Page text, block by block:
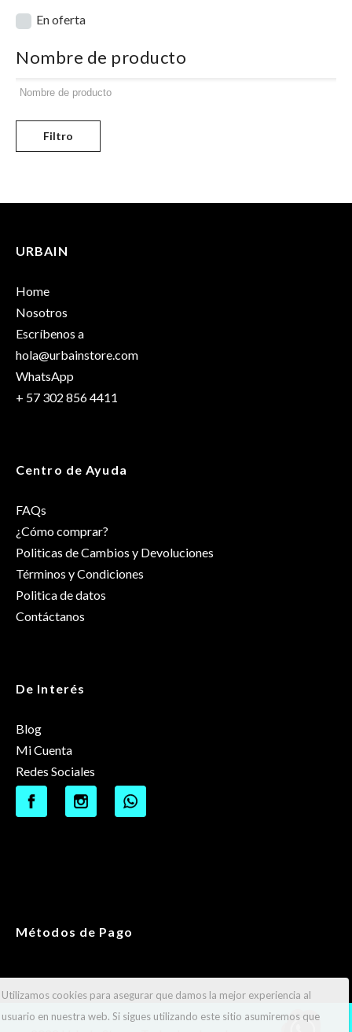
En oferta
Nombre de producto
Filtro
URBAIN
Home
Nosotros
Escríbenos a
hola@urbainstore.com
WhatsApp
+ 57 302 856 4411
Centro de Ayuda
FAQs
¿Cómo comprar?
Politicas de Cambios y Devoluciones
Términos y Condiciones
Politica de datos
Contáctanos
De Interés
Blog
Mi Cuenta
Redes Sociales
Métodos de Pago
Utilizamos cookies para asegurar que damos la mejor experiencia al
usuario en nuestra web. Si sigues utilizando este sitio asumiremos que